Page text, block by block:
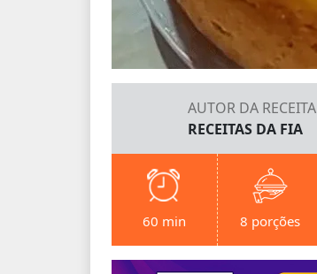
AUTOR DA RECEITA
RECEITAS DA FIA
60 min 8 porções